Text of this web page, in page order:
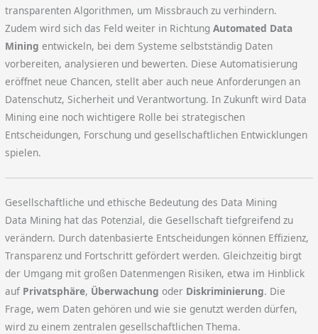
transparenten Algorithmen, um Missbrauch zu verhindern.
Zudem wird sich das Feld weiter in RichtungAutomated Data
Mining entwickeln, bei dem Systeme selbstständig Daten
vorbereiten, analysieren und bewerten. Diese Automatisierung
eröffnet neue Chancen, stellt aber auch neue Anforderungen an
Datenschutz, Sicherheit und Verantwortung. In Zukunft wird Data
Mining eine noch wichtigere Rolle bei strategischen
Entscheidungen, Forschung und gesellschaftlichen Entwicklungen
spielen.
Gesellschaftliche und ethische Bedeutung des Data Mining
Data Mining hat das Potenzial, die Gesellschaft tiefgreifend zu
verändern. Durch datenbasierte Entscheidungen können Effizienz,
Transparenz und Fortschritt gefördert werden. Gleichzeitig birgt
der Umgang mit großen Datenmengen Risiken, etwa im Hinblick
auf Privatsphäre, Überwachung oder Diskriminierung. Die
Frage, wem Daten gehören und wie sie genutzt werden dürfen,
wird zu einem zentralen gesellschaftlichen Thema.